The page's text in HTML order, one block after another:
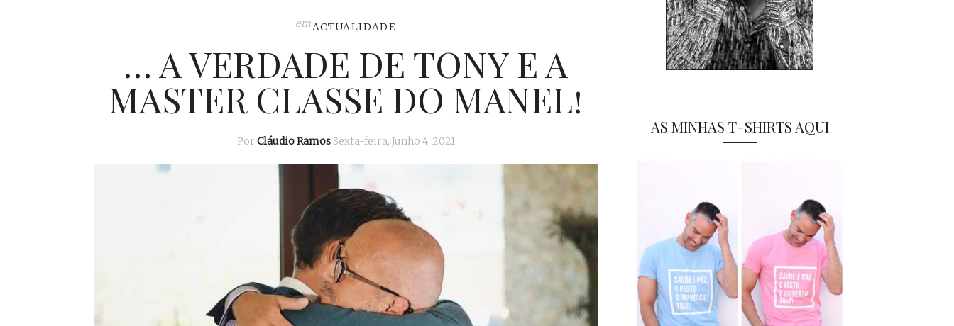
emACTUALIDADE
… A VERDADE DE TONY E A
MASTER CLASSE DO MANEL!
Por Cláudio Ramos Sexta-feira, Junho 4, 2021
AS MINHAS T-SHIRTS AQUI